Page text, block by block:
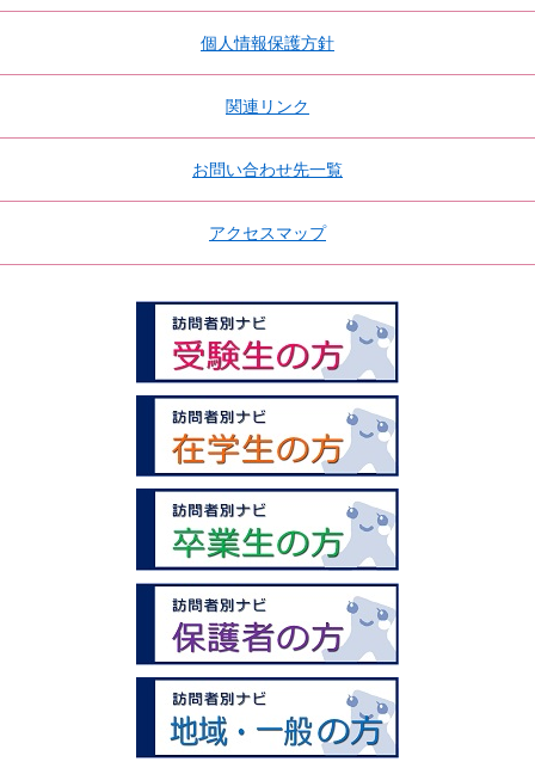
個人情報保護方針
関連リンク
お問い合わせ先一覧
アクセスマップ